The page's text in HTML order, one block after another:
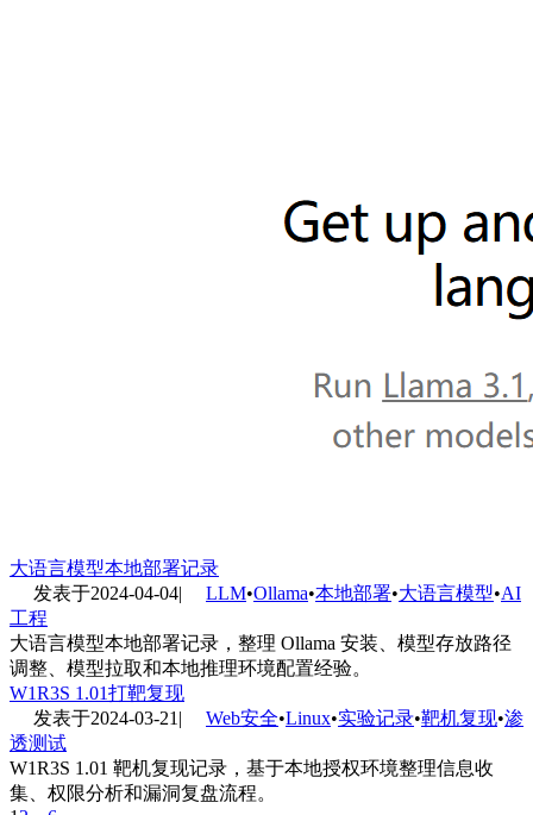
大语言模型本地部署记录
发表于2024-04-04| LLM•Ollama•本地部署•大语言模型•AI
工程
大语言模型本地部署记录，整理 Ollama 安装、模型存放路径
调整、模型拉取和本地推理环境配置经验。
W1R3S 1.01打靶复现
发表于2024-03-21 | Web安全•Linux•实验记录•靶机复现•渗
透测试
W1R3S 1.01 靶机复现记录，基于本地授权环境整理信息收
集、权限分析和漏洞复盘流程。